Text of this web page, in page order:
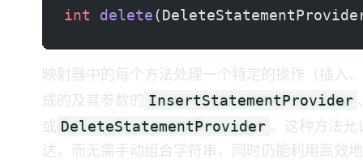
int delete
映射器中的每个方法处理一个特定的 DML 操作（插
成的 SQL 及其参数的 InsertStatementProvider
或 DeleteStatementProvider 。这种方法允
达，而无需手动组合 SQL 字符串，同时仍能利用 MyBatis